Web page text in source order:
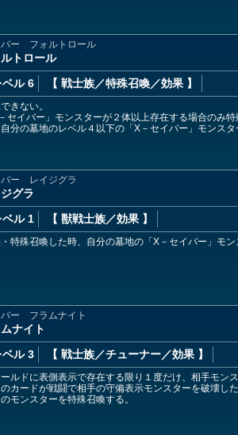
バー フォルトロール
トロール
ベル 6 【 戦士族／特殊召喚／効果 】
きない。
セイバー」モンスターが２体以上存在する場合のみ特
分の墓地のレベル４以下の「X－セイバー」モンス
バー レイジグラ
グラ
ベル 1 【 獣戦士族／効果 】
特殊召喚した時、自分の墓地の「X－セイバー」モ
バー フラムナイト
ナイト
ベル 3 【 戦士族／チューナー／効果 】
ルドに表側表示で存在する限り１度だけ、相手モン
カードが戦闘で相手の守備表示モンスターを破壊し
モンスターを特殊召喚する。